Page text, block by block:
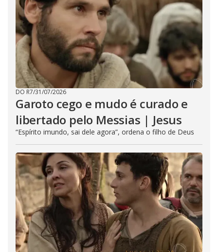
DO R7/31/07/2026
Garoto cego e mudo é curado e
libertado pelo Messias | Jesus
“Espírito imundo, sai dele agora”, ordena o filho de Deus